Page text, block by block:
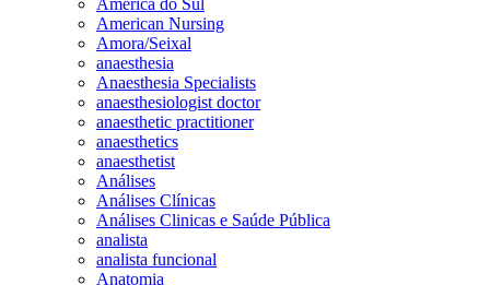
American Nursing
Amora/Seixal
anaesthesia
Anaesthesia Specialists
anaesthesiologist doctor
anaesthetic practitioner
anaesthetics
anaesthetist
Análises
Análises Clínicas
Análises Clinicas e Saúde Pública
analista
analista funcional
Anatomia